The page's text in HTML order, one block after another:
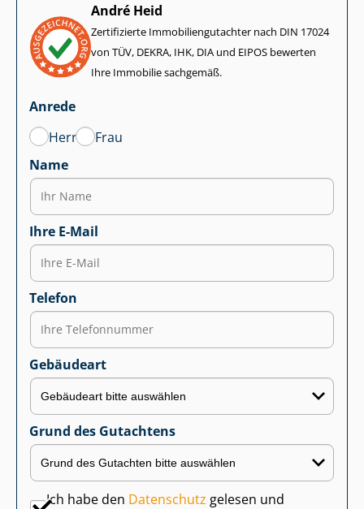
André Heid
Zertifizierte Im­mo­bi­li­en­gut­ach­ter nach DIN 17024
von TÜV, DEKRA, IHK, DIA und EIPOS bewerten
Ihre Immobilie sachgemäß.
Anrede
Herr
Frau
Name
Ihre E-Mail
Telefon
Gebäudeart
Grund des Gutachtens
Ich habe den Datenschutz gelesen und